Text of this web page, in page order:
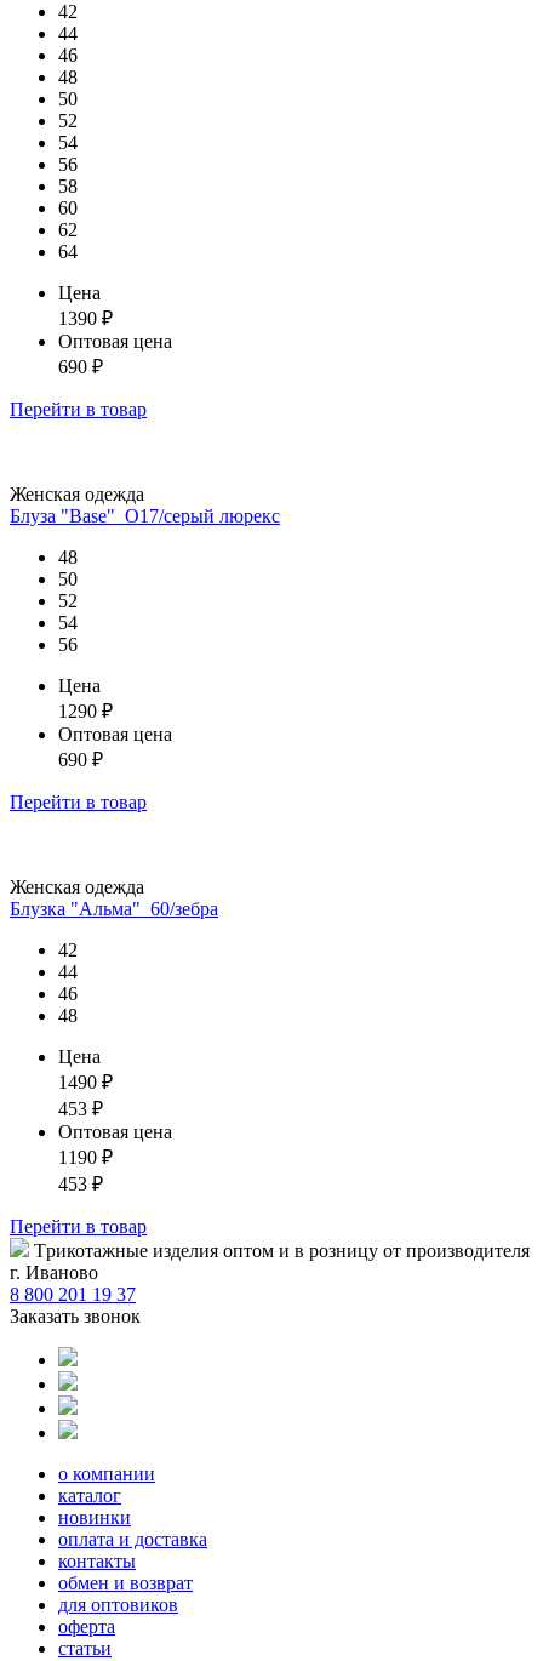
42
44
46
48
50
52
54
56
58
60
62
64
Цена
1390 ₽
Оптовая цена
690 ₽
Перейти в товар
Женская одежда
Блуза "Base"_О17/серый люрекс
48
50
52
54
56
Цена
1290 ₽
Оптовая цена
690 ₽
Перейти в товар
Женская одежда
Блузка "Альма"_60/зебра
42
44
46
48
Цена
1490 ₽
453 ₽
Оптовая цена
1190 ₽
453 ₽
Перейти в товар
Tрикотажные изделия оптом и в розницу от производителя
г. Иваново
8 800 201 19 37
Заказать звонок
о компании
каталог
новинки
оплата и доставка
контакты
обмен и возврат
для оптовиков
оферта
статьи